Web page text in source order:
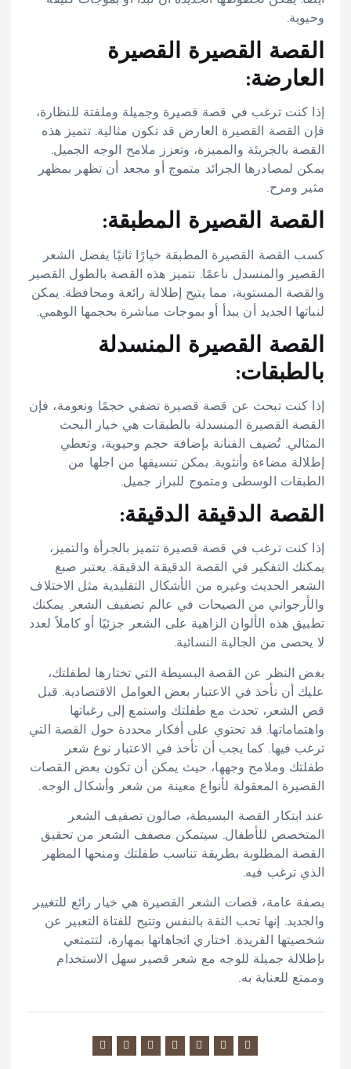
وحيوية.
القصة القصيرة القصيرة
العارضة:
إذا كنت ترغب في قصة قصيرة وجميلة وملفتة للنظارة،
فإن القصة القصيرة العارض قد تكون مثالية. تتميز هذه
القصة بالجريئة والمميزة، وتعزز ملامح الوجه الجميل.
يمكن لمصادرها الجرائد متموج أو مجعد أن تظهر بمظهر
مثير ومرح.
القصة القصيرة المطبقة:
كسب القصة القصيرة المطبقة خيارًا ثانيًا يفضل الشعر
القصير والمنسدل ناعمًا. تتميز هذه القصة بالطول القصير
والقصة المستوية، مما يتيح إطلالة رائعة ومحافظة. يمكن
لنباتها الجديد أن يبدأ أو بموجات مباشرة بحجمها الوهمي.
القصة القصيرة المنسدلة
بالطبقات:
إذا كنت تبحث عن قصة قصيرة تضفي حجمًا ونعومة، فإن
القصة القصيرة المنسدلة بالطبقات هي خيار البحث
المثالي. تُضيف الفنانة بإضافة حجم وحيوية، وتعطي
إطلالة مضاءة وأنثوية. يمكن تنسيقها من اجلها من
الطبقات الوسطى ومتموج للبراز جميل.
القصة الدقيقة الدقيقة:
إذا كنت ترغب في قصة قصيرة تتميز بالجرأة والتميز،
يمكنك التفكير في القصة الدقيقة الدقيقة. يعتبر صبغ
الشعر الحديث وغيره من الأشكال التقليدية مثل الاختلاف
والأرجواني من الصيحات في عالم تصفيف الشعر. يمكنك
تطبيق هذه الألوان الزاهية على الشعر جزئيًا أو كاملاً لعدد
لا يحصى من الجالية النسائية.
بغض النظر عن القصة البسيطة التي تختارها لطفلتك،
عليك أن تأخذ في الاعتبار بعض العوامل الاقتصادية. قبل
قص الشعر، تحدث مع طفلتك واستمع إلى رغباتها
واهتماماتها. قد تحتوي على أفكار محددة حول القصة التي
ترغب فيها. كما يجب أن تأخذ في الاعتبار نوع شعر
طفلتك وملامح وجهها، حيث يمكن أن تكون بعض القصات
القصيرة المعقولة لأنواع معينة من شعر وأشكال الوجه.
عند ابتكار القصة البسيطة، صالون تصفيف الشعر
المتخصص للأطفال. سيتمكن مصفف الشعر من تحقيق
القصة المطلوبة بطريقة تناسب طفلتك ومنحها المظهر
الذي ترغب فيه.
بصفة عامة، قصات الشعر القصيرة هي خيار رائع للتغيير
والجديد. إنها تحب الثقة بالنفس وتتيح للفتاة التعبير عن
شخصيتها الفريدة. اختاري اتجاهاتها بمهارة، لتتمتعي
بإطلالة جميلة للوجه مع شعر قصير سهل الاستخدام
وممتع للعناية به.